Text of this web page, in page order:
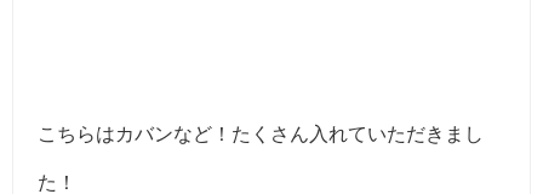
こちらはカバンなど！たくさん入れていただきまし
た！